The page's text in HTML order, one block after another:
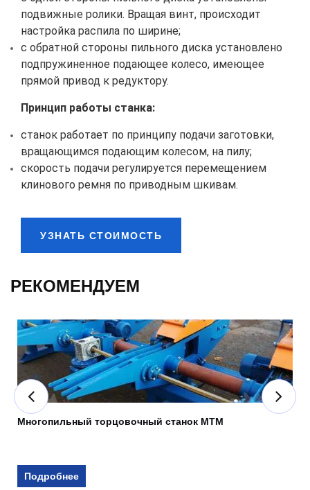
подвижные ролики. Вращая винт, происходит
настройка распила по ширине;
с обратной стороны пильного диска установлено
подпружиненное подающее колесо, имеющее
прямой привод к редуктору.
Принцип работы станка:
станок работает по принципу подачи заготовки,
вращающимся подающим колесом, на пилу;
скорость подачи регулируется перемещением
клинового ремня по приводным шкивам.
УЗНАТЬ СТОИМОСТЬ
РЕКОМЕНДУЕМ
Многопильный торцовочный станок МТМ
Подробнее